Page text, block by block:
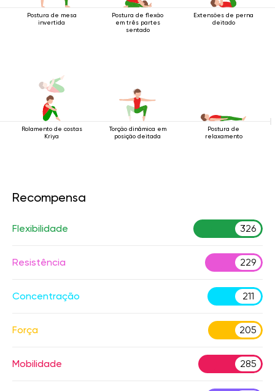
Postura de mesa
invertida
Postura de flexão
em três partes
sentado
Extensões de perna
deitado
Rolamento de costas
Kriya
Torção dinâmica em
posição deitada
Postura de
relaxamento
Recompensa
Flexibilidade 326
Resistência 229
Concentração 211
Força 205
Mobilidade 285